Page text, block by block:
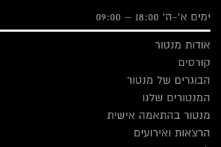
ימים א'-ה' 18:00 – 09:00
אודות מנטור
קורסים
הבוגרים של מנטור
המנטורים שלנו
מנטור בהתאמה אישית
הרצאות ואירועים